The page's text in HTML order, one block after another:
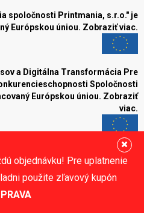
objednávku! Pre uplatnenie
použite zľavový kupón
spoločnosti Printmania, s.r.o." je
Európskou úniou. Zobraziť viac.
a Digitálna Transformácia Pre
Spoločnosti
Európskou úniou. Zobraziť
viac.
- tvorba eshopu